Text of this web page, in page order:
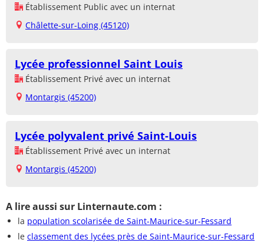
Établissement Public avec un internat
Châlette-sur-Loing (45120)
Lycée professionnel Saint Louis
Établissement Privé avec un internat
Montargis (45200)
Lycée polyvalent privé Saint-Louis
Établissement Privé avec un internat
Montargis (45200)
A lire aussi sur Linternaute.com :
la population scolarisée de Saint-Maurice-sur-Fessard
le classement des lycées près de Saint-Maurice-sur-Fessard